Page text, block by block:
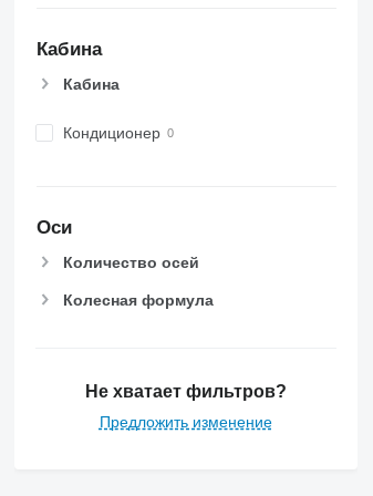
Кабина
Кабина
Кондиционер
Оси
Количество осей
Колесная формула
Не хватает фильтров?
Предложить изменение